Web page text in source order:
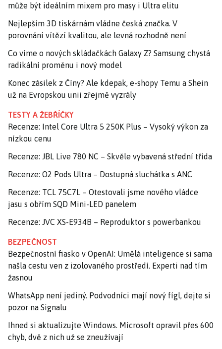
může být ideálním mixem pro masy i Ultra elitu
Nejlepším 3D tiskárnám vládne česká značka. V
porovnání vítězí kvalitou, ale levná rozhodně není
Co víme o nových skládačkách Galaxy Z? Samsung chystá
radikální proměnu i nový model
Konec zásilek z Číny? Ale kdepak, e-shopy Temu a Shein
už na Evropskou unii zřejmě vyzrály
TESTY A ŽEBŘÍČKY
Recenze: Intel Core Ultra 5 250K Plus – Vysoký výkon za
nízkou cenu
Recenze: JBL Live 780 NC – Skvěle vybavená střední třída
Recenze: O2 Pods Ultra – Dostupná sluchátka s ANC
Recenze: TCL 75C7L – Otestovali jsme nového vládce
jasu s obřím SQD Mini-LED panelem
Recenze: JVC XS-E934B – Reproduktor s powerbankou
BEZPEČNOST
Bezpečnostní fiasko v OpenAI: Umělá inteligence si sama
našla cestu ven z izolovaného prostředí. Experti nad tím
žasnou
WhatsApp není jediný. Podvodníci mají nový fígl, dejte si
pozor na Signalu
Ihned si aktualizujte Windows. Microsoft opravil přes 600
chyb, dvě z nich už se zneužívají